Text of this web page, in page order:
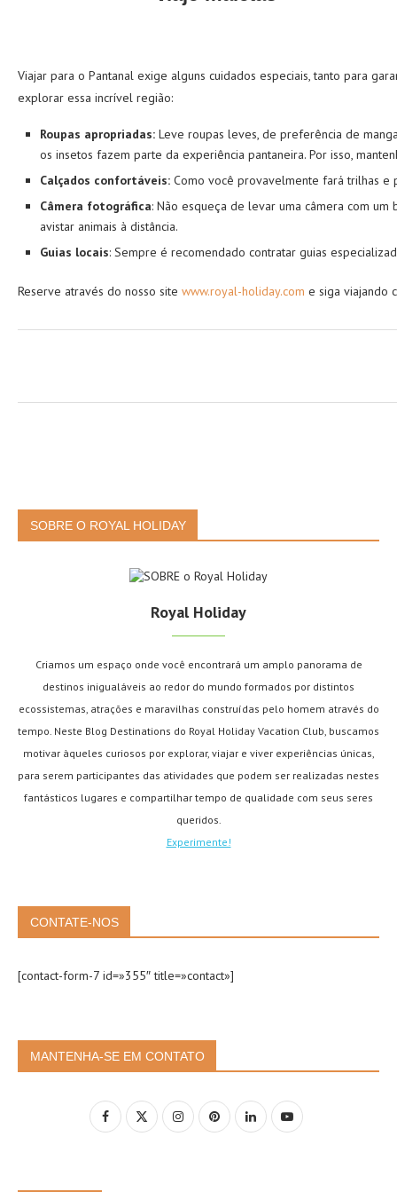
Viajar para o Pantanal exige alguns cuidados especiais, tanto para
explorar essa incrível região:
Roupas apropriadas: Leve roupas leves, de preferência de
os insetos fazem parte da experiência pantaneira. Por isso,
Calçados confortáveis: Como você provavelmente fará trilhas e
Câmera fotográfica: Não esqueça de levar uma câmera com
avistar animais à distância.
Guias locais: Sempre é recomendado contratar guias
Reserve através do nosso site www.royal-holiday.com e siga viajando
SOBRE O ROYAL HOLIDAY
Royal Holiday
Criamos um espaço onde você encontrará um amplo panorama de
destinos inigualáveis ao redor do mundo formados por distintos
ecossistemas, atrações e maravilhas construídas pelo homem através do
tempo. Neste Blog Destinations do Royal Holiday Vacation Club, buscamos
motivar àqueles curiosos por explorar, viajar e viver experiências únicas,
para serem participantes das atividades que podem ser realizadas nestes
fantásticos lugares e compartilhar tempo de qualidade com seus seres
queridos.
Experimente!
CONTATE-NOS
[contact-form-7 id=»355″ title=»contact»]
MANTENHA-SE EM CONTATO